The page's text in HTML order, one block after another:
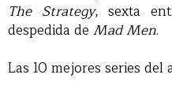
The Strategy, sexta
despedida de Mad Men.
Las 10 mejores series del